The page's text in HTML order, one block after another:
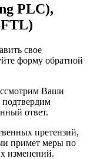
PLC),
свое
форму обратной
Ваши
подтвердим
ответ.
претензий,
примет меры по
изменений.